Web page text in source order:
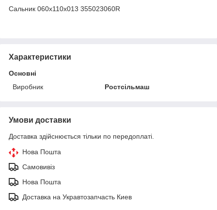
Сальник 060x110x013 355023060R
Характеристики
Основні
Виробник
Ростсільмаш
Умови доставки
Доставка здійснюється тільки по передоплаті.
Нова Пошта
Самовивіз
Нова Пошта
Доставка на Укравтозапчасть Киев